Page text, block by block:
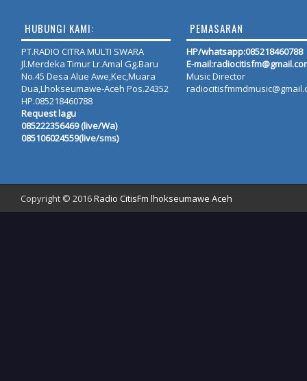
HUBUNGI KAMI:
PT.RADIO CITRA MULTI SWARA
Jl.Merdeka Timur Lr.Amal Gg.Baru
No.45 Desa Alue Awe,Kec,Muara
Dua,Lhokseumawe-Aceh Pos.24352
HP.085218460788
Request lagu
085222356469 (live/Wa)
085106024559(live/sms)
PEMASARAN
HP/whatsapp:085218460788
E-
Music Director
Copyright © 2016Radio CitisFm lhokseumawe Aceh